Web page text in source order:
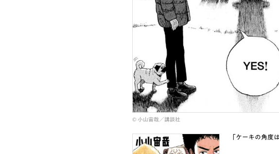
© 小山宙哉／講談社
「ケーキの角度